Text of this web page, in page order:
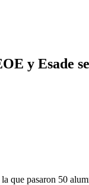
y Esade
que pasaron 50